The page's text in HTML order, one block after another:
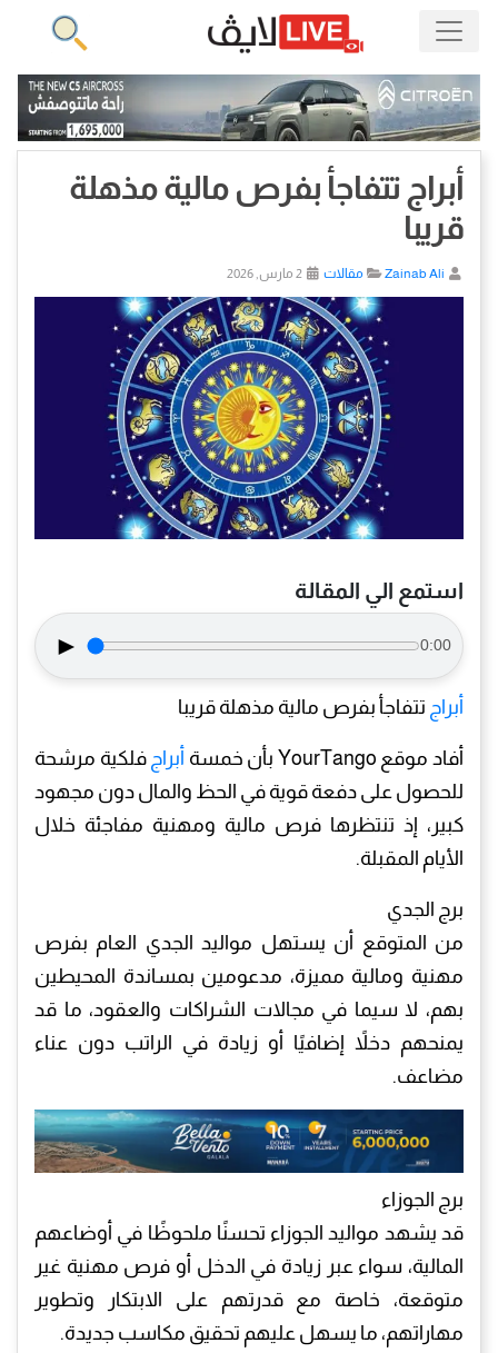
أبراج تتفاجأ بفرص مالية مذهلة
قريبا
Zainab Ali مقالات
استمع الي المقالة
► 0:00
أبراج تتفاجأ بفرص مالية مذهلة قريبا
أفاد موقع YourTango بأن خمسة أبراج فلكية مرشحة
للحصول على دفعة قوية في الحظ والمال دون مجهود
كبير، إذ تنتظرها فرص مالية ومهنية مفاجئة خلال
الأيام المقبلة.
برج الجدي
من المتوقع أن يستهل مواليد الجدي العام بفرص
مهنية ومالية مميزة، مدعومين بمساندة المحيطين
بهم، لا سيما في مجالات الشراكات والعقود، ما قد
يمنحهم دخلاً إضافيًا أو زيادة في الراتب دون عناء
مضاعف.
برج الجوزاء
قد يشهد مواليد الجوزاء تحسنًا ملحوظًا في أوضاعهم
المالية، سواء عبر زيادة في الدخل أو فرص مهنية غير
متوقعة، خاصة مع قدرتهم على الابتكار وتطوير
مهاراتهم، ما يسهل عليهم تحقيق مكاسب جديدة.